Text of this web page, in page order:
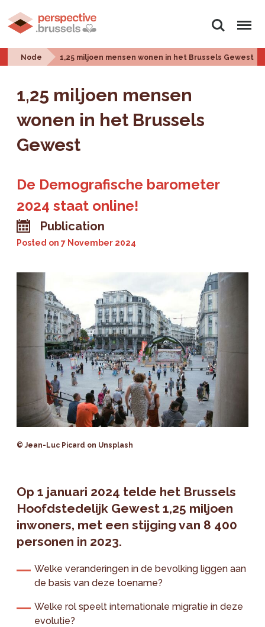
Search Menu
Node 1,25 miljoen mensen wonen in het Brussels Gewest
1,25 miljoen mensen
wonen in het Brussels
Gewest
De Demografische barometer
2024 staat online!
Publication
Posted on7 November 2024
© Jean-Luc Picard on Unsplash
Op 1 januari 2024 telde het Brussels
Hoofdstedelijk Gewest 1,25 miljoen
inwoners, met een stijging van 8 400
personen in 2023.
Welke veranderingen in de bevolking liggen aan
de basis van deze toename?
Welke rol speelt internationale migratie in deze
evolutie?